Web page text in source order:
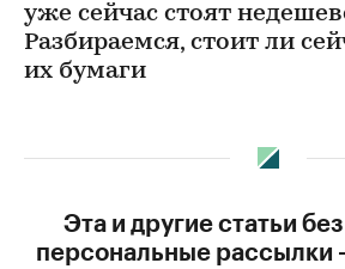
уже сейчас стоят
Разбираемся, стоит ли
их бумаги
Эта и другие статьи
персональные рассылки